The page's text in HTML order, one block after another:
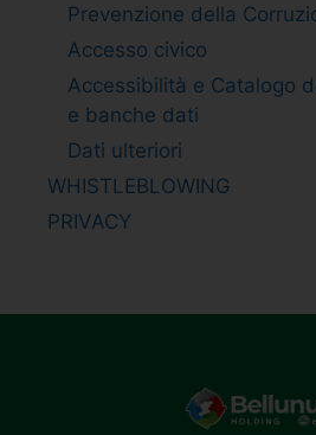
Prevenzione della
Accesso civico
Accessibilità e Catalogo
e banche dati
Dati ulteriori
WHISTLEBLOWING
PRIVACY